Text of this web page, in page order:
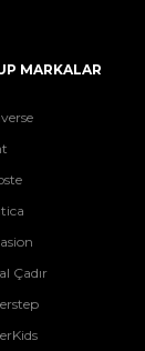
MARKALAR
Çadır